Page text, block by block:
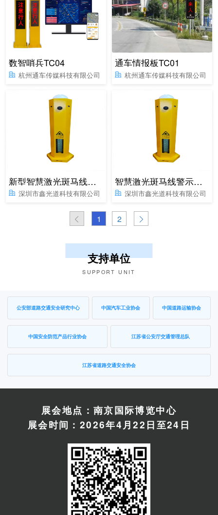
数智哨兵TC04
杭州通车传媒科技有限公司
通车情报板TC01
杭州通车传媒科技有限公司
新型智慧激光斑马线警示系统
深圳市鑫光道科技有限公司
智慧激光斑马线警示系统
深圳市鑫光道科技有限公司
1 2
支持单位
SUPPORT UNIT
公安部道路交通安全研究中心 中国汽车工业协会 中国道路运输协会
中国安全防范产品行业协会 江苏省公安厅交通管理总队
江苏省道路交通安全协会
展会地点：南京国际博览中心
展会时间：2026年4月22日至24日